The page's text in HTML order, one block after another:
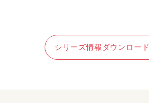
シリーズ情報ダウンロード